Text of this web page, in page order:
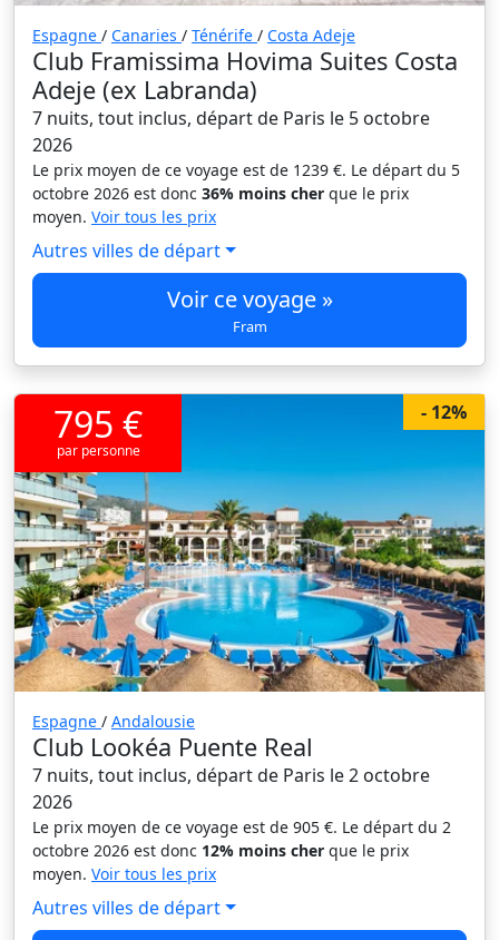
Espagne / Canaries / Ténérife / Costa Adeje
Club Framissima Hovima Suites Costa
Adeje (ex Labranda)
7 nuits, tout inclus, départ de Paris le 5 octobre
2026
Le prix moyen de ce voyage est de 1239 €. Le départ du 5
octobre 2026 est donc 36% moins cher que le prix
moyen. Voir tous les prix
Autres villes de départ
Voir ce voyage »
Fram
- 12%
795 €
par personne
Espagne / Andalousie
Club Lookéa Puente Real
7 nuits, tout inclus, départ de Paris le 2 octobre
2026
Le prix moyen de ce voyage est de 905 €. Le départ du 2
octobre 2026 est donc 12% moins cher que le prix
moyen. Voir tous les prix
Autres villes de départ